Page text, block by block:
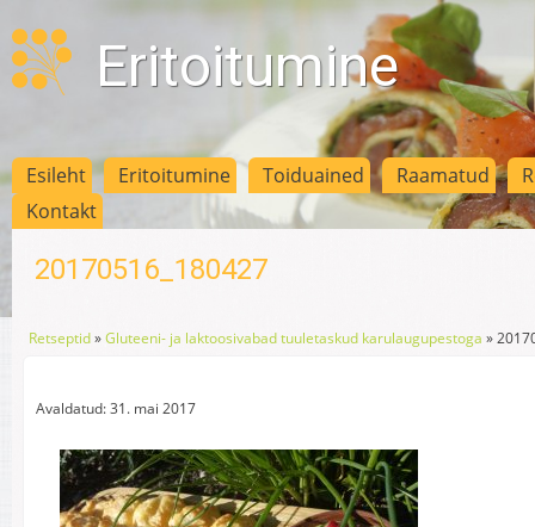
Eritoitumine
Esileht Eritoitumine Toiduained Raamatud
Kontakt
20170516_180427
Retseptid»Gluteeni- ja laktoosivabad tuuletaskud karulaugupestoga »
Avaldatud: 31. mai 2017